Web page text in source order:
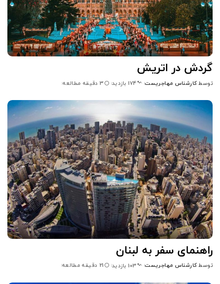
گردش در اتریش
توسط کارشناس مهاجریست 174 بازدید 3 دقیقه مطالعه
راهنمای سفر به لبنان
توسط کارشناس مهاجریست 103 بازدید 21 دقیقه مطالعه